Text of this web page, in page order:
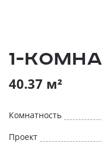
1-
40.37 м²
Комнатность
Проект